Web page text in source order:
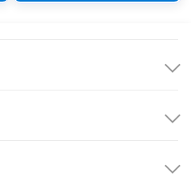
глухих отверстий